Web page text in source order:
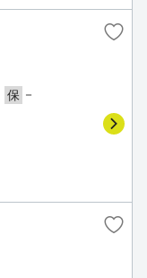
保 －